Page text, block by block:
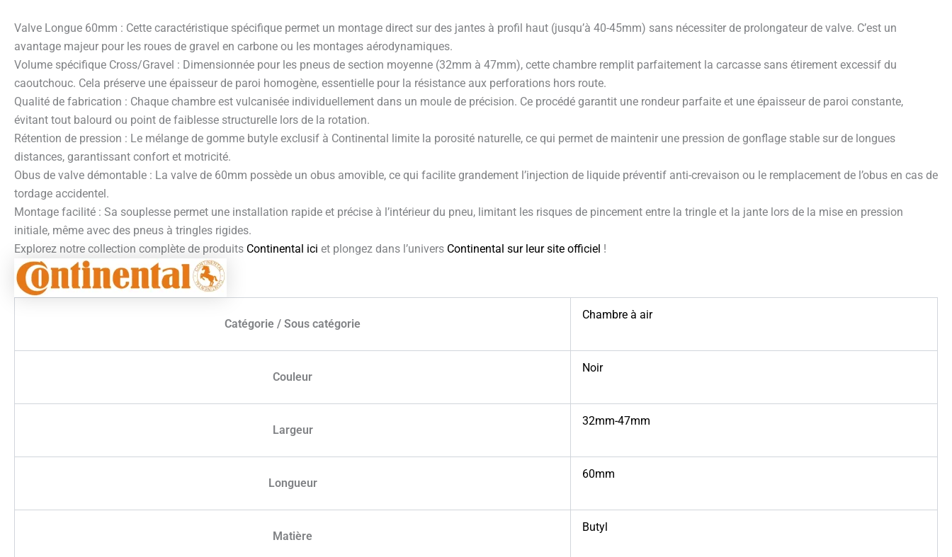
Valve Longue 60mm : Cette caractéristique spécifique permet un montage direct sur des jantes à profil haut (jusqu’à 40-45mm) sans nécessiter de prolongateur de valve. C’est un
avantage majeur pour les roues de gravel en carbone ou les montages aérodynamiques.
Volume spécifique Cross/Gravel : Dimensionnée pour les pneus de section moyenne (32mm à 47mm), cette chambre remplit parfaitement la carcasse sans étirement excessif du
caoutchouc. Cela préserve une épaisseur de paroi homogène, essentielle pour la résistance aux perforations hors route.
Qualité de fabrication : Chaque chambre est vulcanisée individuellement dans un moule de précision. Ce procédé garantit une rondeur parfaite et une épaisseur de paroi constante,
évitant tout balourd ou point de faiblesse structurelle lors de la rotation.
Rétention de pression : Le mélange de gomme butyle exclusif à Continental limite la porosité naturelle, ce qui permet de maintenir une pression de gonflage stable sur de longues
distances, garantissant confort et motricité.
Obus de valve démontable : La valve de 60mm possède un obus amovible, ce qui facilite grandement l’injection de liquide préventif anti-crevaison ou le remplacement de l’obus en cas de
tordage accidentel.
Montage facilité : Sa souplesse permet une installation rapide et précise à l’intérieur du pneu, limitant les risques de pincement entre la tringle et la jante lors de la mise en pression
initiale, même avec des pneus à tringles rigides.
Explorez notre collection complète de produits Continental ici et plongez dans l’univers Continental sur leur site officiel !
Catégorie / Sous catégorie
Chambre à air
Couleur
Noir
Largeur
32mm-47mm
Longueur
60mm
Matière
Butyl